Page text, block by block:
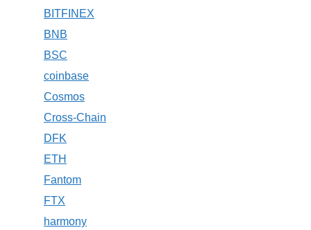
BITFINEX
BNB
BSC
coinbase
Cosmos
Cross-Chain
DFK
ETH
Fantom
FTX
harmony